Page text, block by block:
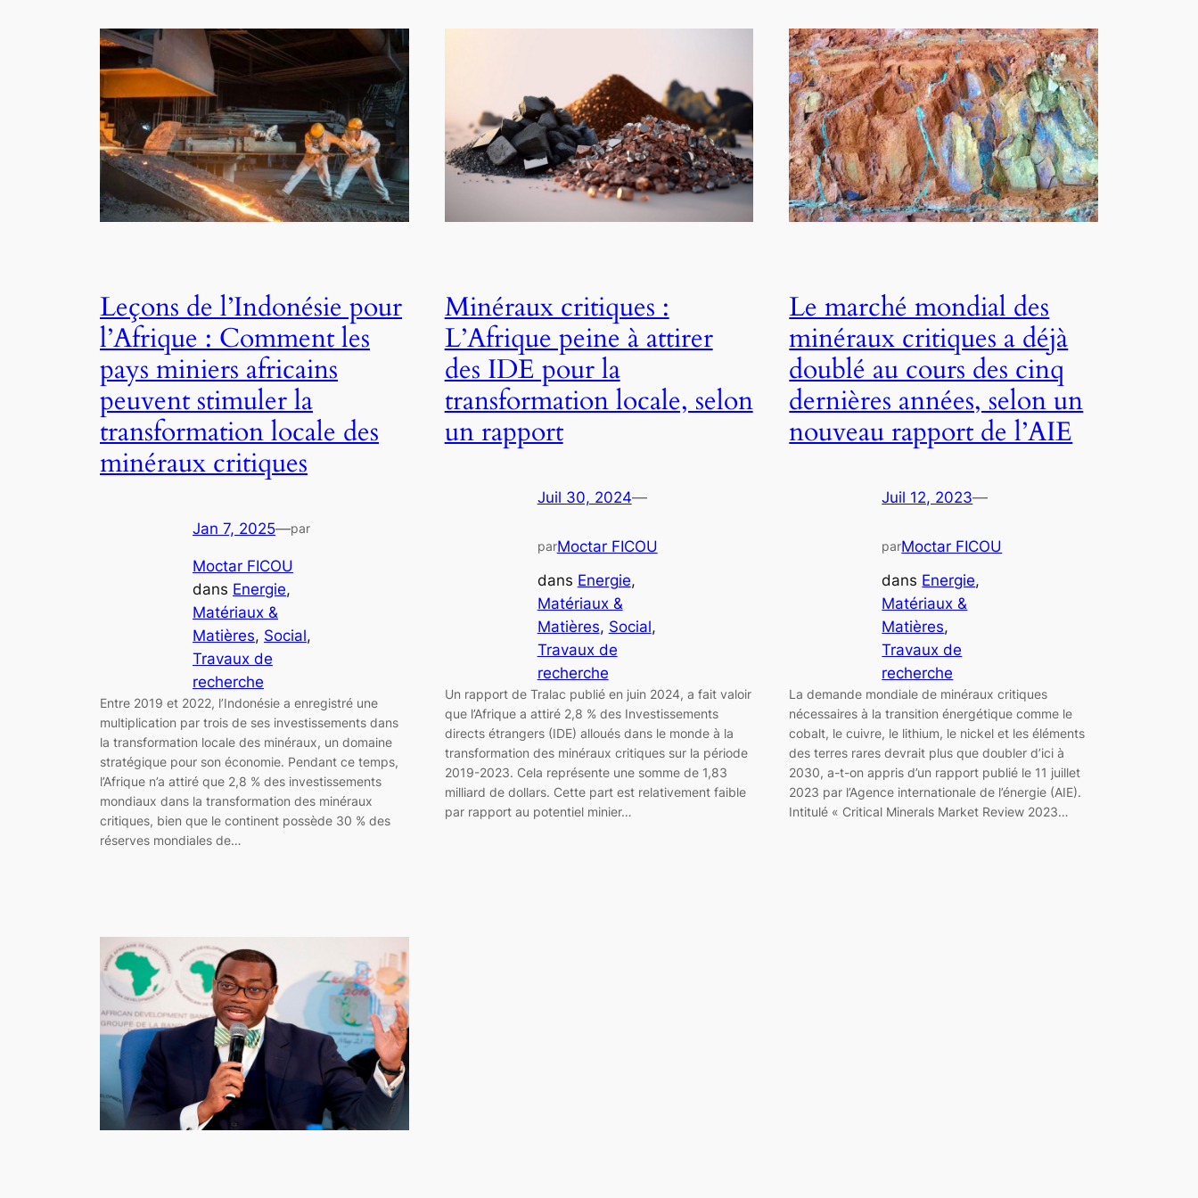
Leçons de l’Indonésie pour
l’Afrique : Comment les
pays miniers africains
peuvent stimuler la
transformation locale des
minéraux critiques
Jan 7, 2025—par
Moctar FICOU
dans Energie
Matériaux &
Matières, Social
Travaux de
recherche
Entre 2019 et 2022, l’Indonésie a enregistré une
multiplication par trois de ses investissements dans
la transformation locale des minéraux, un domaine
stratégique pour son économie. Pendant ce temps,
l’Afrique n’a attiré que 2,8 % des investissements
mondiaux dans la transformation des minéraux
critiques, bien que le continent possède 30 % des
réserves mondiales de…
Minéraux critiques :
L’Afrique peine à attirer
des IDE pour la
transformation locale, selon
un rapport
Juil 30, 2024—
parMoctar FICOU
dans Energie
Matériaux &
Matières, Social
Travaux de
recherche
Un rapport de Tralac publié en juin 2024, a fait valoir
que l’Afrique a attiré 2,8 % des Investissements
directs étrangers (IDE) alloués dans le monde à la
transformation des minéraux critiques sur la période
2019-2023. Cela représente une somme de 1,83
milliard de dollars. Cette part est relativement faible
par rapport au potentiel minier…
Le marché mondial des
minéraux critiques a déjà
doublé au cours des cinq
dernières années, selon un
nouveau rapport de l’AIE
Juil 12, 2023—
parMoctar FICOU
dans Energie
Matériaux &
Matières
Travaux de
recherche
La demande mondiale de minéraux critiques
nécessaires à la transition énergétique comme le
cobalt, le cuivre, le lithium, le nickel et les éléments
des terres rares devrait plus que doubler d’ici à
2030, a-t-on appris d’un rapport publié le 11 juillet
2023 par l’Agence internationale de l’énergie (AIE).
Intitulé « Critical Minerals Market Review 2023…